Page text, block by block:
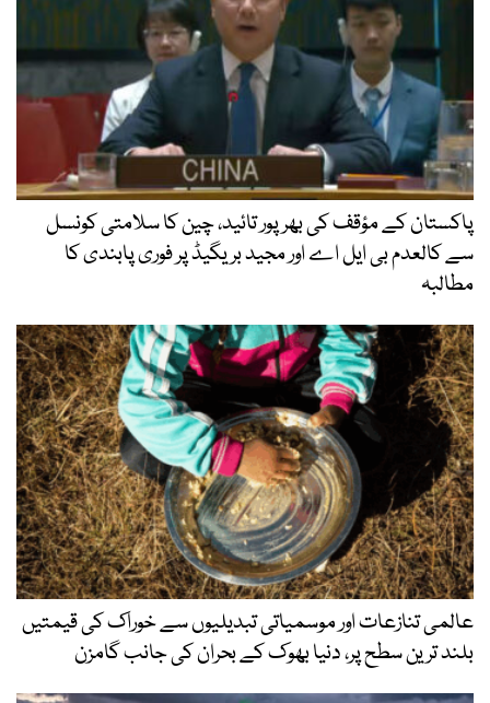
پاکستان کے مؤقف کی بھرپور تائید، چین کا سلامتی کونسل
سے کالعدم بی ایل اے اور مجید بریگیڈ پر فوری پابندی کا
مطالبہ
عالمی تنازعات اور موسمیاتی تبدیلیوں سے خوراک کی قیمتیں
بلند ترین سطح پر، دنیا بھوک کے بحران کی جانب گامزن